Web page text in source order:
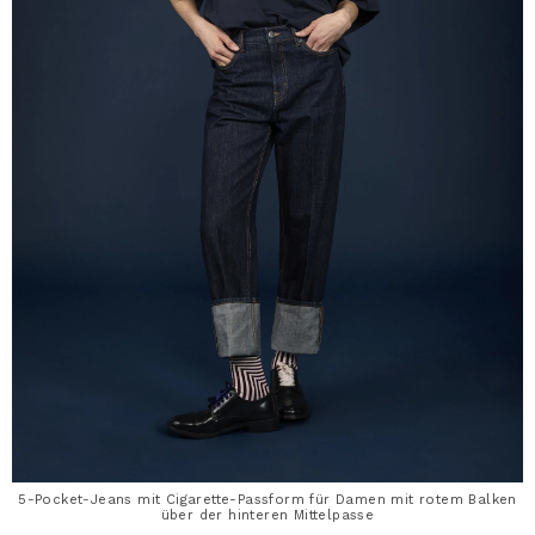
5-Pocket-Jeans mit Cigarette-Passform für Damen mit rotem Balken
über der hinteren Mittelpasse